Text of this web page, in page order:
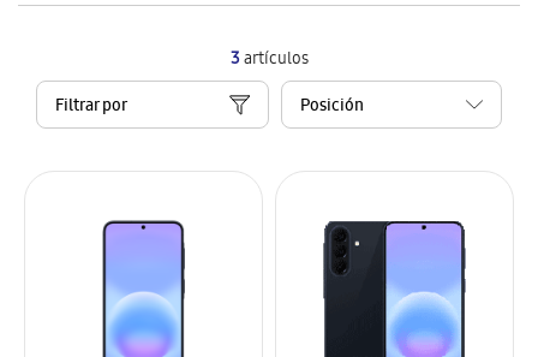
3artículos
Filtrar por